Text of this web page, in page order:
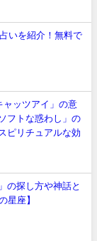
いを紹介！無料で
ャッツアイ」の意
フトな惑わし」の
ピリチュアルな効
の探し方や神話と
星座】